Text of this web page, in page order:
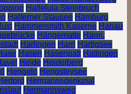
Halleluja Steinbruch
Halterner Stausee Hamburg
Hammersmith Kaserne Hanau
Hängematte Hann.
Harlingen Harrl Hartigsee
Hasen Hasenpatt Hattingen
Heide Heidelberg
Hengelo Hengsteysee
Hermannsdenkmal
Hermannsweg